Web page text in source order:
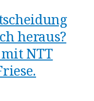
heraus?
NTT